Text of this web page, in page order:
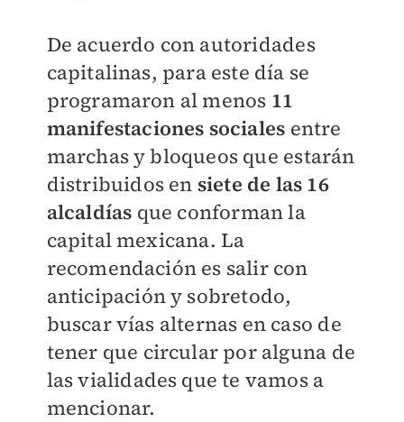
De acuerdo con autoridades
capitalinas, para este día se
programaron al menos 11
manifestaciones sociales entre
marchas y bloqueos que estarán
distribuidos en siete de las 16
alcaldías que conforman la
capital mexicana. La
recomendación es salir con
anticipación y sobretodo,
buscar vías alternas en caso de
tener que circular por alguna de
las vialidades que te vamos a
mencionar.